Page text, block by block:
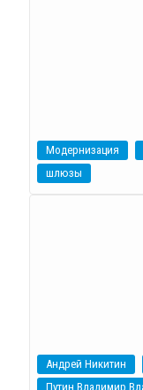
Модернизация
шлюзы
Андрей Никитин